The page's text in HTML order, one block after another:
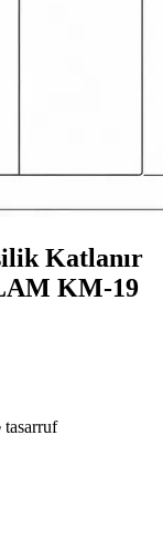
Katlanır
KM-19
tasarruf